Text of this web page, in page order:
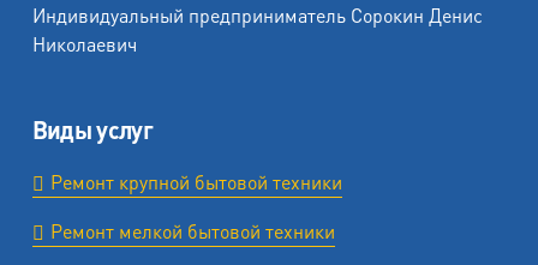
Индивидуальный предприниматель Сорокин Денис
Николаевич
Виды услуг
Ремонт крупной бытовой техники
Ремонт мелкой бытовой техники